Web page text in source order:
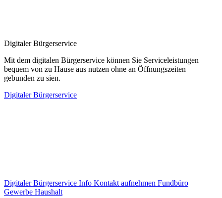
Digitaler Bürgerservice
Mit dem digitalen Bürgerservice können Sie Serviceleistungen
bequem von zu Hause aus nutzen ohne an Öffnungszeiten
gebunden zu sien.
Digitaler Bürgerservice
Digitaler Bürgerservice Info Kontakt aufnehmen Fundbüro
Gewerbe Haushalt